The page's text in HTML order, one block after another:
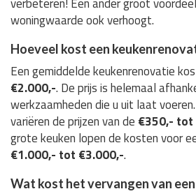
woningwaarde ook verhoogt.
Hoeveel kost een
Een gemiddelde keukenrenovatie
€2.000,-. De prijs is helemaal
werkzaamheden die u uit laat
variëren de prijzen van de €350,- tot
grote keuken lopen de kosten voor
€1.000,- tot €3.000,-.
Wat kost het vervangen van